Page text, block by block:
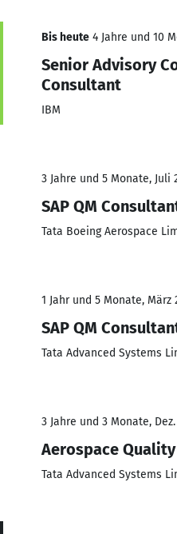
Bis heute 4 Jahre und 10
Senior Advisory
Consultant
IBM
3 Jahre und 5 Monate, Juli
SAP QM
Tata Boeing Aerospace
1 Jahr und 5 Monate, März
SAP QM
Tata Advanced Systems
3 Jahre und 3 Monate,
Aerospace
Tata Advanced Systems